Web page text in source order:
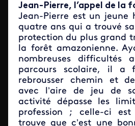
Jean-Pierre, l’appel de la
Jean-Pierre est un jeune
quatre ans qui a trouvé
protection du plus grand
la forêt amazonienne.
nombreuses difficultés
parcours scolaire, il a
rebrousser chemin et
avec l’aire de jeu de
activité dépasse les
profession ; celle-ci
trouve que c’est une